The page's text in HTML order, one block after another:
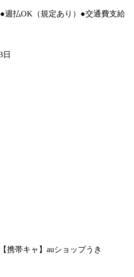
払OK（規定あり）●交通費支給
携帯キャ】auショップうき